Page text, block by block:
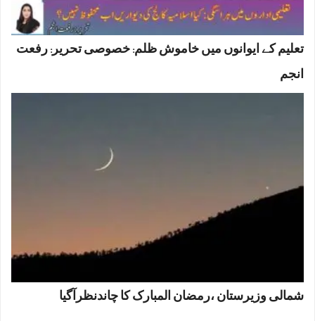
تعلیم کے ایوانوں میں خاموش ظلم: خصوصی تحریر: رفعت
انجم
شمالی وزیرستان ،رمضان المبارک کا چاندنظرآگیا